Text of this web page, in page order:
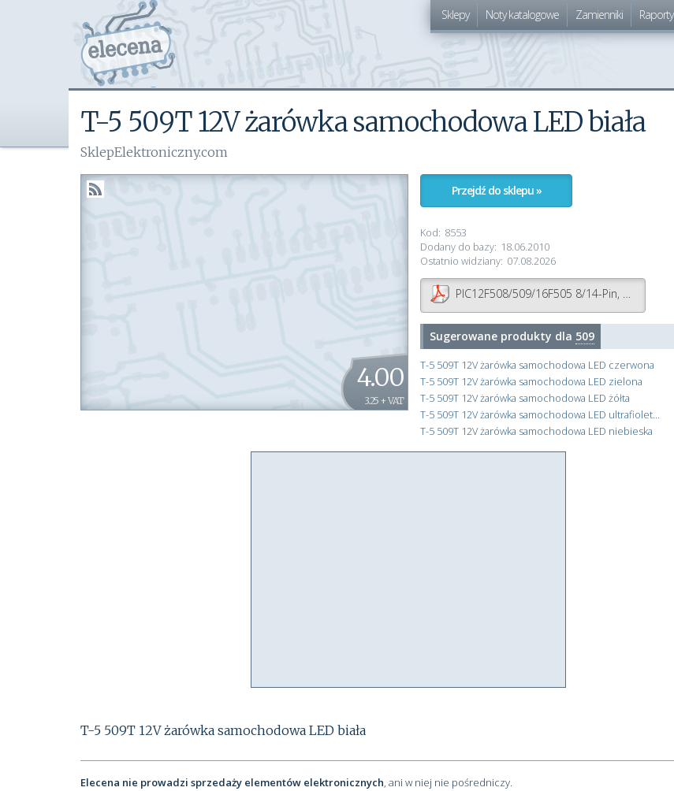
Sklepy Noty katalogowe Zamienniki Raporty
T-5 509T 12V żarówka samochodowa LED biała
SklepElektroniczny.com
4.00
3.25 + VAT
Przejdź do sklepu »
Kod: 8553
Dodany do bazy: 18.06.2010
Ostatnio widziany: 07.08.2026
Sugerowane produkty dla 509
T-5 509T 12V żarówka samochodowa LED czerwona
T-5 509T 12V żarówka samochodowa LED zielona
T-5 509T 12V żarówka samochodowa LED żółta
T-5 509T 12V żarówka samochodowa LED ultrafioletowa
T-5 509T 12V żarówka samochodowa LED niebieska
T-5 509T 12V żarówka samochodowa LED biała
Elecena nie prowadzi sprzedaży elementów elektronicznych, ani w niej nie pośredniczy.